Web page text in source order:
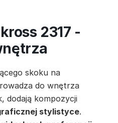
2317 -
skoku na
do wnętrza
dodają kompozycji
stylistyce.